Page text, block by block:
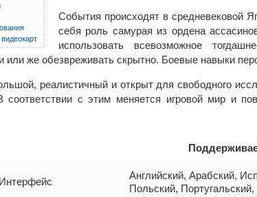
События происходят в средневековой
себя роль самурая из ордена
использовать всевозможное
или же обезвреживать скрытно. Боевые навыки
реалистичный и открыт для свободного
соответствии с этим меняется игровой мир и
Интерфейс
Английский, Арабский,
Польский,